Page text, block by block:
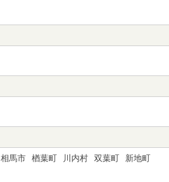
相馬市 楢葉町 川内村 双葉町
新地町